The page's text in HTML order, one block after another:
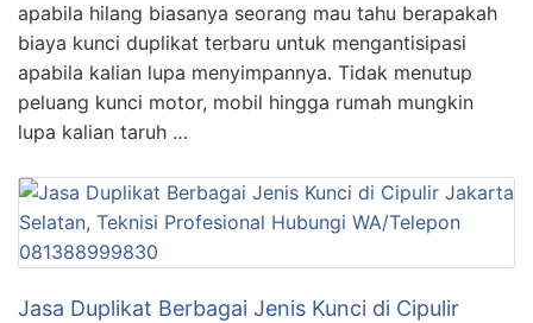
apabila hilang biasanya seorang mau tahu berapakah
biaya kunci duplikat terbaru untuk mengantisipasi
apabila kalian lupa menyimpannya. Tidak menutup
peluang kunci motor, mobil hingga rumah mungkin
lupa kalian taruh …
Jasa Duplikat Berbagai Jenis Kunci di Cipulir